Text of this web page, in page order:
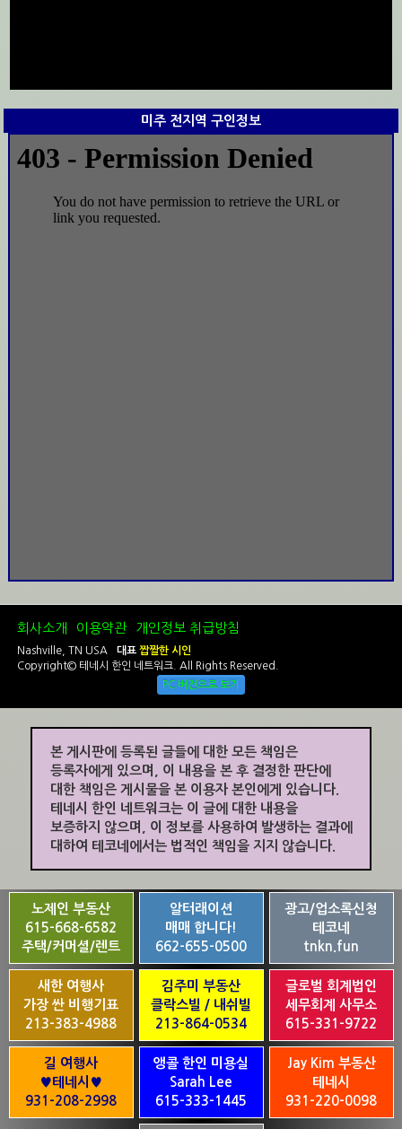
미주 전지역 구인정보
회사소개 이용약관 개인정보 취급방침
Nashville, TN USA 대표 짭짤한 시인
Copyright© 테네시 한인 네트워크. All Rights Reserved.
PC 버전으로 보기
본 게시판에 등록된 글들에 대한 모든 책임은
등록자에게 있으며, 이 내용을 본 후 결정한 판단에
대한 책임은 게시물을 본 이용자 본인에게 있습니다.
테네시 한인 네트워크는 이 글에 대한 내용을
보증하지 않으며, 이 정보를 사용하여 발생하는 결과에
대하여 테코네에서는 법적인 책임을 지지 않습니다.
노제인 부동산
615-668-6582
주택/커머셜/렌트
알터래이션
매매 합니다!
662-655-0500
광고/업소록신청
테코네
tnkn.fun
새한 여행사
가장 싼 비행기표
213-383-4988
김주미 부동산
클락스빌 / 내쉬빌
213-864-0534
글로벌 회계법인
세무회계 사무소
615-331-9722
길 여행사
♥테네시♥
931-208-2998
앵콜 한인 미용실
Sarah Lee
615-333-1445
Jay Kim 부동산
테네시
931-220-0098